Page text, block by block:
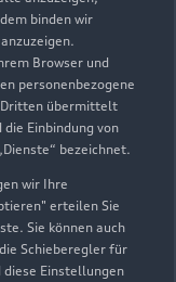
binden wir
Browser und
personenbezogene
Dritten übermittelt
Einbindung von
bezeichnet.
wir Ihre
erteilen Sie
Sie können auch
Schieberegler für
diese Einstellungen